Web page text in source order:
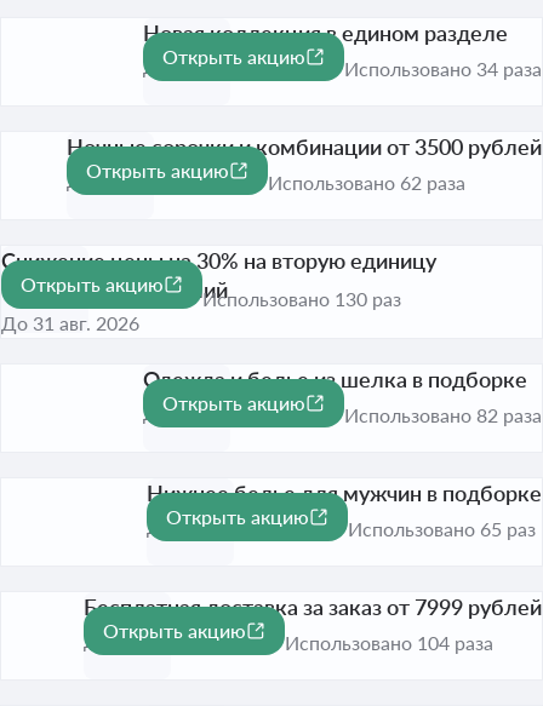
Новая коллекция в едином разделе
До 31 авг. 2026
Открыть акцию
Использовано 34 раза
Ночные сорочки и комбинации от 3500 рублей
До 31 авг. 2026
Открыть акцию
Использовано 62 раза
-30%
Снижение цены на 30% на вторую единицу
трикотажных изделий
До 31 авг. 2026
Открыть акцию
Использовано 130 раз
Одежда и белье из шелка в подборке
До 31 авг. 2026
Открыть акцию
Использовано 82 раза
Нижнее белье для мужчин в подборке
До 31 авг. 2026
Открыть акцию
Использовано 65 раз
Бесплатная доставка за заказ от 7999 рублей
До 31 авг. 2026
Открыть акцию
Использовано 104 раза